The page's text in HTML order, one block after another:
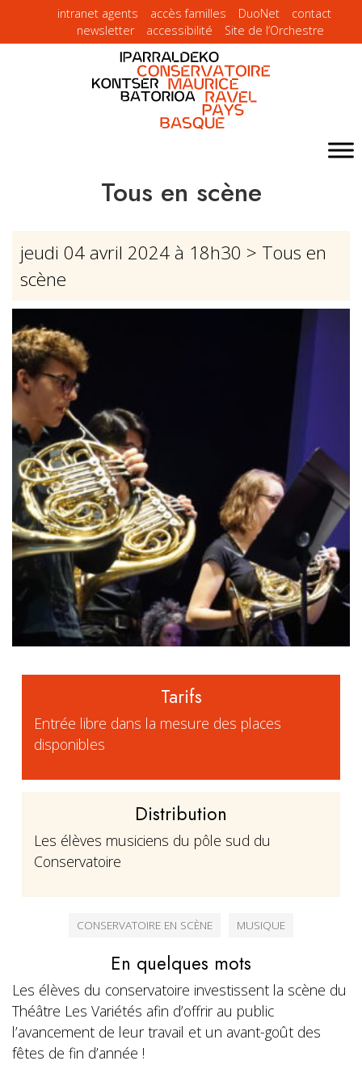
intranet agents accès familles DuoNet
contact
newsletter
accessibilité Site de l’Orchestre
Tous en scène
jeudi 04 avril 2024 à 18h30 > Tous en
scène
Tarifs
Entrée libre dans la mesure des places
disponibles
Distribution
Les élèves musiciens du pôle sud du
Conservatoire
CONSERVATOIRE EN SCÈNE MUSIQUE
En quelques mots
Les élèves du conservatoire investissent la scène du
Théâtre Les Variétés afin d’offrir au public
l’avancement de leur travail et un avant-goût des
fêtes de fin d’année !